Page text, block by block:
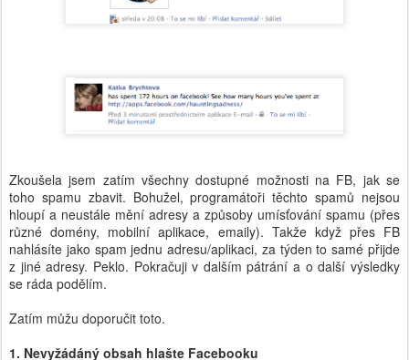
Zkoušela jsem zatím všechny dostupné možnosti na FB, jak se
toho spamu zbavit. Bohužel, programátoři těchto spamů nejsou
hloupí a neustále mění adresy a způsoby umísťování spamu (přes
různé domény, mobilní aplikace, emaily). Takže když přes FB
nahlásíte jako spam jednu adresu/aplikaci, za týden to samé přijde
z jiné adresy. Peklo. Pokračuji v dalším pátrání a o další výsledky
se ráda podělím.
Zatím můžu doporučit toto.
1. Nevyžádáný obsah hlašte Facebooku